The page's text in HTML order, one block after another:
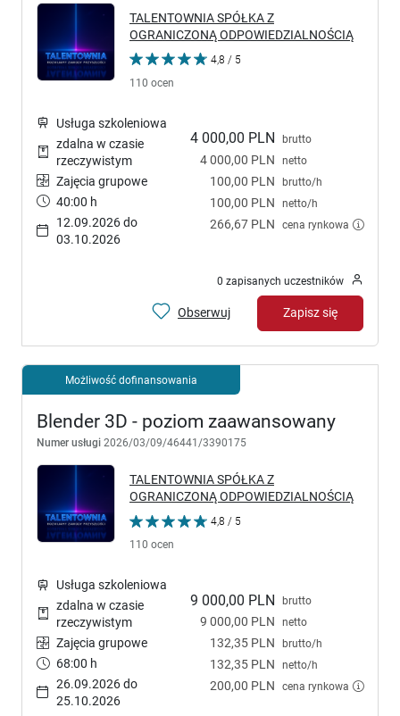
TALENTOWNIA SPÓŁKA Z
OGRANICZONĄ ODPOWIEDZIALNOŚCIĄ
4,8 / 5
110 ocen
4 000,00 PLN brutto
4 000,00 PLN netto
100,00 PLN brutto/h
100,00 PLN netto/h
266,67 PLN cena rynkowa
Usługa szkoleniowa
zdalna w czasie
rzeczywistym
Zajęcia grupowe
40:00 h
12.09.2026 do
03.10.2026
0 zapisanych uczestników
Obserwuj Zapisz się
Możliwość dofinansowania
Blender 3D - poziom zaawansowany
Numer usługi 2026/03/09/46441/3390175
TALENTOWNIA SPÓŁKA Z
OGRANICZONĄ ODPOWIEDZIALNOŚCIĄ
4,8 / 5
110 ocen
9 000,00 PLN brutto
9 000,00 PLN netto
132,35 PLN brutto/h
132,35 PLN netto/h
200,00 PLN cena rynkowa
Usługa szkoleniowa
zdalna w czasie
rzeczywistym
Zajęcia grupowe
68:00 h
26.09.2026 do
25.10.2026